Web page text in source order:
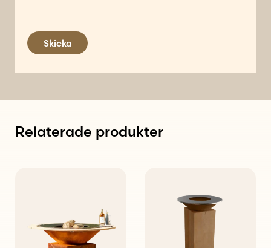
Skicka
Relaterade produkter